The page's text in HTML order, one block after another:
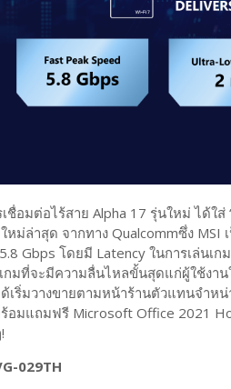
เชื่อมต่อไร้สาย Alpha 17 รุ่นใหม่ ได้ใ
หม่ล่าสุด จากทาง Qualcommซึ่ง
Gbps โดยมี Latency ในการเล่น
กมที่จะมีความลื่นไหลขั้นสุดแก่ผู้ใช้งา
เริ่มวางขายตามหน้าร้านตัวแทนจำ
อมแถมฟรี Microsoft Office 2021
029TH